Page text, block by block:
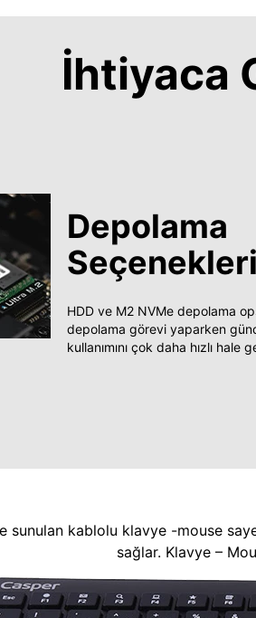
İhtiyaca
Depolama
Seçenekleri
HDD ve M2 NVMe depolama
depolama görevi yaparken
kullanımını çok daha hızlı hale
sunulan kablolu klavye -mouse
sağlar. Klavye –